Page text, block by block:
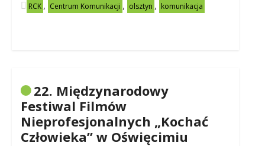
RCK , Centrum Komunikacji , olsztyn , komunikacja
22. Międzynarodowy
Festiwal Filmów
Nieprofesjonalnych „Kochać
Człowieka” w Oświęcimiu